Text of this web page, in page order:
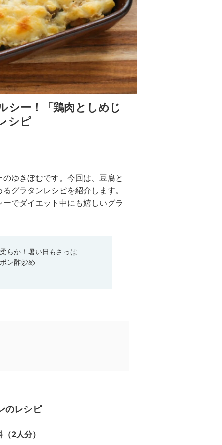
シー！「鶏肉としめじ
シピ
ゆきぼむです。今回は、豆腐と
グラタンレシピを紹介します。
でダイエット中にも嬉しいグラ
らか！暑い日もさっぱ
ン酢炒め
のレシピ
2人分）